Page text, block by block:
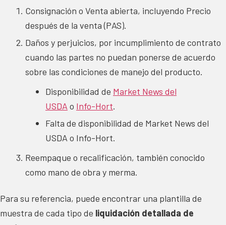
Consignación o Venta abierta, incluyendo Precio
después de la venta (PAS).
Daños y perjuicios, por incumplimiento de contrato
cuando las partes no puedan ponerse de acuerdo
sobre las condiciones de manejo del producto.
Disponibilidad de Market News del
USDA o Info-Hort.
Falta de disponibilidad de Market News del
USDA o Info-Hort.
Reempaque o recalificación, también conocido
como mano de obra y merma.
Para su referencia, puede encontrar una plantilla de
muestra de cada tipo de liquidación detallada de